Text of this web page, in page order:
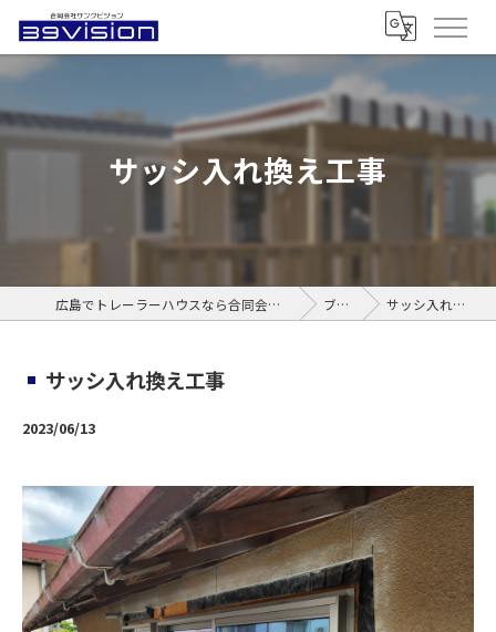
サッシ入れ換え工事
広島でトレーラーハウスなら合同会社サンクビジョン ブログ サッシ入れ換え工事
サッシ入れ換え工事
2023/06/13